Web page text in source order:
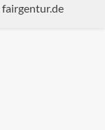
fairgentur.de